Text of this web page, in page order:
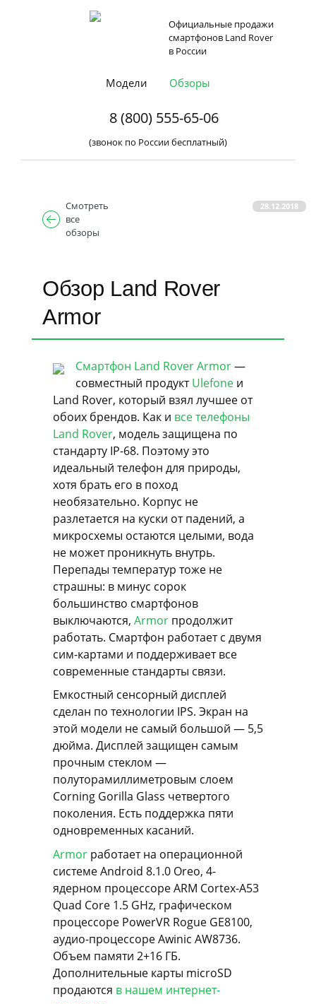
Официальные продажи
смартфонов Land Rover
в России
Модели Обзоры
8 (800) 555-65-06
(звонок по России бесплатный)
Смотреть
все
обзоры
28.12.2018
Обзор Land Rover
Armor
Смартфон Land Rover Armor—
совместный продуктUlefone и
Land Rover, который взял лучшее от
обоих брендов. Как и все телефоны
Land Rover, модель защищена по
стандарту IP-68. Поэтому это
идеальный телефон для природы,
хотя брать его в поход
необязательно. Корпус не
разлетается на куски от падений, а
микросхемы остаются целыми, вода
не может проникнуть внутрь.
Перепады температур тоже не
страшны: в минус сорок
большинство смартфонов
выключаются, Armor продолжит
работать. Смартфон работает с двумя
сим-картами и поддерживает все
современные стандарты связи.
Емкостный сенсорный дисплей
сделан по технологии IPS. Экран на
этой модели не самый большой — 5,5
дюйма. Дисплей защищен самым
прочным стеклом —
полуторамиллиметровым слоем
Corning Gorilla Glass четвертого
поколения. Есть поддержка пяти
одновременных касаний.
Armor работает на операционной
системе Android 8.1.0 Oreo, 4-
ядерном процессоре ARM Cortex-A53
Quad Core 1.5 GHz, графическом
процессоре PowerVR Rogue GE8100,
аудио-процессоре Awinic AW8736.
Объем памяти 2+16 ГБ.
Дополнительные карты microSD
продаются в нашем интернет-